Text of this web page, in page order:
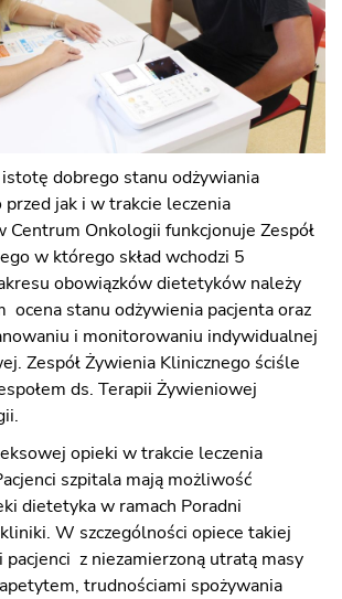
istotę dobrego stanu odżywiania
przed jak i w trakcie leczenia
Centrum Onkologii funkcjonuje Zespół
w którego skład wchodzi 5
obowiązków dietetyków należy
ocena stanu odżywienia pacjenta oraz
i monitorowaniu indywidualnej
Zespół Żywienia Klinicznego ściśle
ds. Terapii Żywieniowej
opieki w trakcie leczenia
szpitala mają możliwość
dietetyka w ramach Poradni
W szczególności opiece takiej
z niezamierzoną utratą masy
trudnościami spożywania